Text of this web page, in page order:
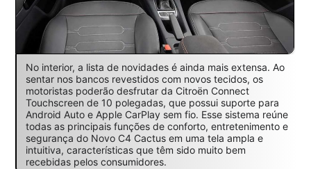
No interior, a lista de novidades é ainda mais extensa. Ao
sentar nos bancos revestidos com novos tecidos, os
motoristas poderão desfrutar da Citroën Connect
Touchscreen de 10 polegadas, que possui suporte para
Android Auto e Apple CarPlay sem fio. Esse sistema reúne
todas as principais funções de conforto, entretenimento e
segurança do Novo C4 Cactus em uma tela ampla e
intuitiva, características que têm sido muito bem
recebidas pelos consumidores.